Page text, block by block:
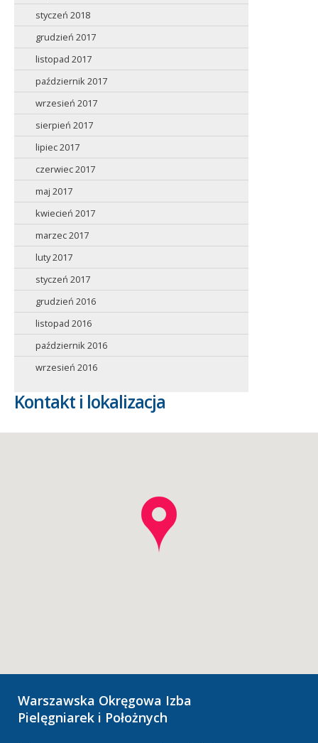
styczeń 2018
grudzień 2017
listopad 2017
październik 2017
wrzesień 2017
sierpień 2017
lipiec 2017
czerwiec 2017
maj 2017
kwiecień 2017
marzec 2017
luty 2017
styczeń 2017
grudzień 2016
listopad 2016
październik 2016
wrzesień 2016
Kontakt i lokalizacja
Warszawska Okręgowa Izba
Pielęgniarek i Położnych